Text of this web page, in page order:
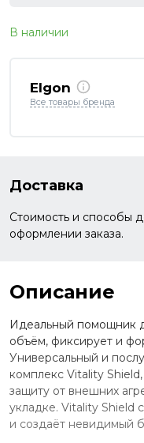
В наличии
Elgon
Все товары бренда
Доставка
Стоимость и способы
оформлении заказа.
Описание
Идеальный помощник
объём, фиксирует и
Универсальный и
комплекс Vitality
защиту от внешних
укладке. Vitality Shield
и создаёт невидимый